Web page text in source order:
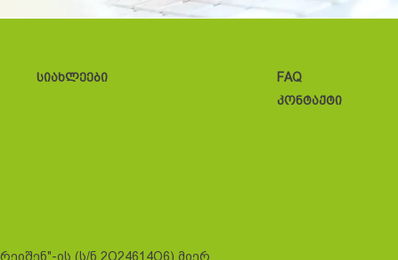
სიახლეები
FAQ
კონტაქტი
ის (ს/ნ 2O24614O6) მიერ